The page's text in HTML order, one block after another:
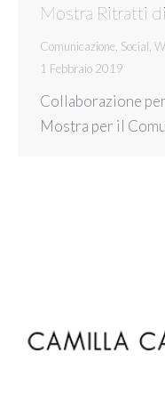
Mostra Ritratti
Comunicazione Social
1 Febbraio 2019
Collaborazione
Mostra per il